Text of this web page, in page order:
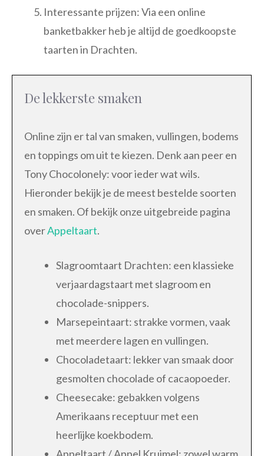
Interessante prijzen: Via een online
banketbakker heb je altijd de goedkoopste
taarten in Drachten.
De lekkerste smaken
Online zijn er tal van smaken, vullingen, bodems
en toppings om uit te kiezen. Denk aan peer en
Tony Chocolonely: voor ieder wat wils.
Hieronder bekijk je de meest bestelde soorten
en smaken. Of bekijk onze uitgebreide pagina
overAppeltaart.
Slagroomtaart Drachten: een klassieke
verjaardagstaart met slagroom en
chocolade-snippers.
Marsepeintaart: strakke vormen, vaak
met meerdere lagen en vullingen.
Chocoladetaart: lekker van smaak door
gesmolten chocolade of cacaopoeder.
Cheesecake: gebakken volgens
Amerikaans receptuur met een
heerlijke koekbodem.